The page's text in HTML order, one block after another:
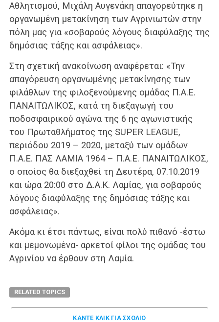
Αθλητισμού, Μιχάλη Αυγενάκη απαγορεύτηκε η
οργανωμένη μετακίνηση των Αγρινιωτών στην
πόλη μας για «σοβαρούς λόγους διαφύλαξης της
δημόσιας τάξης και ασφάλειας».
Στη σχετική ανακοίνωση αναφέρεται: «Την
απαγόρευση οργανωμένης μετακίνησης των
φιλάθλων της φιλοξενούμενης ομάδας Π.Α.Ε.
ΠΑΝΑΙΤΩΛΙΚΟΣ, κατά τη διεξαγωγή του
ποδοσφαιρικού αγώνα της 6 ης αγωνιστικής
του Πρωταθλήματος της SUPER LEAGUE,
περιόδου 2019 – 2020, μεταξύ των ομάδων
Π.Α.Ε. ΠΑΣ ΛΑΜΙΑ 1964 – Π.Α.Ε. ΠΑΝΑΙΤΩΛΙΚΟΣ,
ο οποίος θα διεξαχθεί τη Δευτέρα, 07.10.2019
και ώρα 20:00 στο Δ.Α.Κ. Λαμίας, για σοβαρούς
λόγους διαφύλαξης της δημόσιας τάξης και
ασφάλειας».
Ακόμα κι έτσι πάντως, είναι πολύ πιθανό -έστω
και μεμονωμένα- αρκετοί φίλοι της ομάδας του
Αγρινίου να έρθουν στη Λαμία.
RELATED TOPICS
ΚΑΝΤΕ ΚΛΊΚ ΓΙΑ ΣΧΌΛΙΟ